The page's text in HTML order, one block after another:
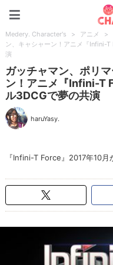
Medery. Character's > アニメ >
ン、キャシャーン！アニメ『Infini-
演
ガッチャマン、ポリ
ン！アニメ『Infini-T
ル3DCGで夢の共演
haruYasy.
『Infini-T Force』2017年10月